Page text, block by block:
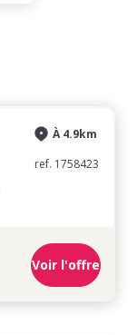
À 4.9km
ref. 1758423
Voir l'offre